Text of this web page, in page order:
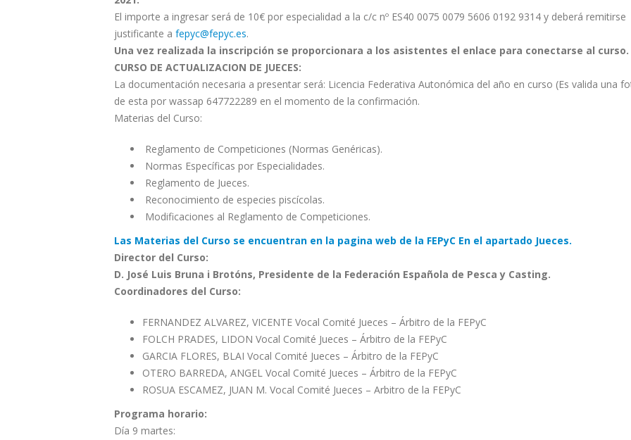
El importe a ingresar será de 10€ por especialidad a la c/c nº ES40 0075 0079 5606 0192 9314 y deberá remitirse
justificante a fepyc@fepyc.es.
Una vez realizada la inscripción se proporcionara a los asistentes el enlace para conectarse al curso.
CURSO DE ACTUALIZACION DE JUECES:
La documentación necesaria a presentar será: Licencia Federativa Autonómica del año en curso (Es valida una
de esta por wassap 647722289 en el momento de la confirmación.
Materias del Curso:
Reglamento de Competiciones (Normas Genéricas).
Normas Específicas por Especialidades.
Reglamento de Jueces.
Reconocimiento de especies piscícolas.
Modificaciones al Reglamento de Competiciones.
Las Materias del Curso se encuentran en la pagina web de la FEPyC En el apartado Jueces.
Director del Curso:
D. José Luis Bruna i Brotóns, Presidente de la Federación Española de Pesca y Casting.
Coordinadores del Curso:
FERNANDEZ ALVAREZ, VICENTE Vocal Comité Jueces – Árbitro de la FEPyC
FOLCH PRADES, LIDON Vocal Comité Jueces – Árbitro de la FEPyC
GARCIA FLORES, BLAI Vocal Comité Jueces – Árbitro de la FEPyC
OTERO BARREDA, ANGEL Vocal Comité Jueces – Árbitro de la FEPyC
ROSUA ESCAMEZ, JUAN M. Vocal Comité Jueces – Arbitro de la FEPyC
Programa horario:
Día 9 martes: